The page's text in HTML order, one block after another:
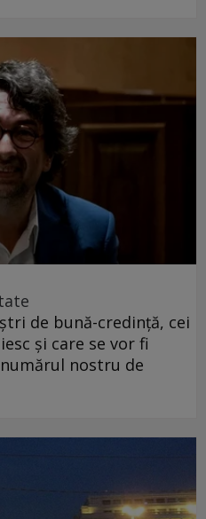
de bună-credință, cei
și care se vor fi
nostru de